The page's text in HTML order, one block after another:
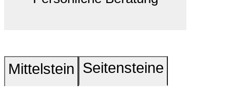
Mittelstein Seitensteine